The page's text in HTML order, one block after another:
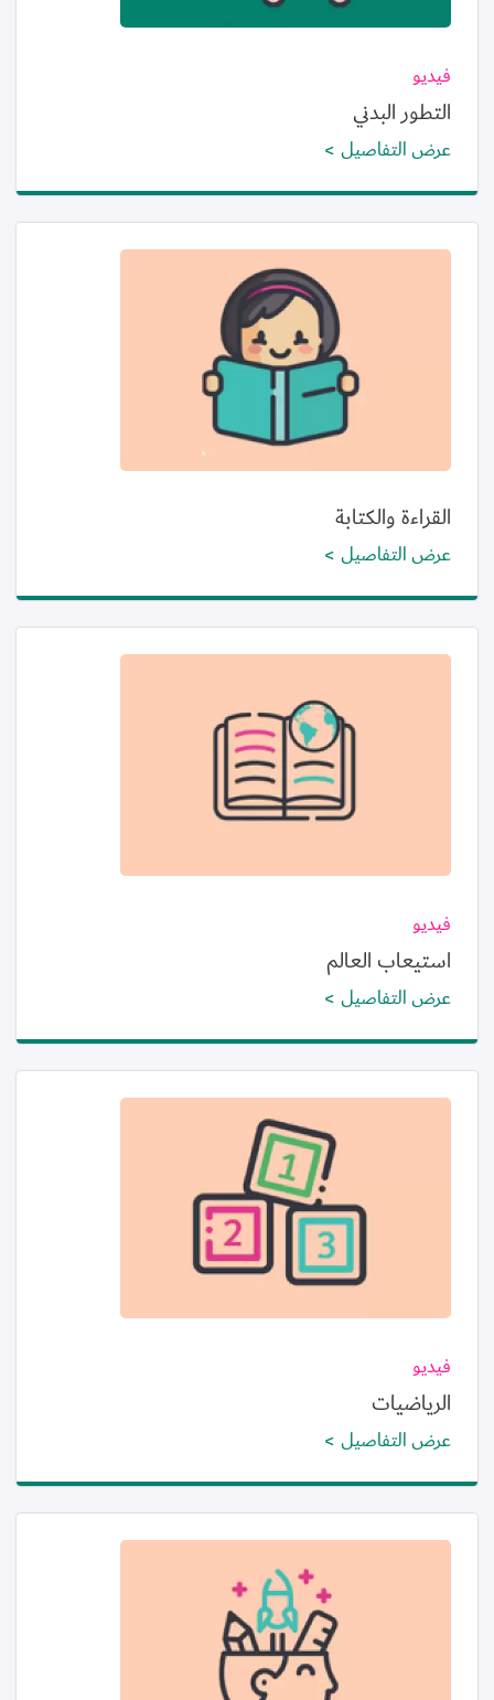
فيديو
التطور البدني
عرض التفاصيل
الصورة
القراءة والكتابة
عرض التفاصيل
الصورة
فيديو
استيعاب العالم
عرض التفاصيل
الصورة
فيديو
الرياضيات
عرض التفاصيل
الصورة